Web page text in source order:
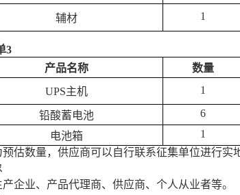
辅材 1
3
产品名称 数量
UPS主机 1
铅酸蓄电池 6
电池箱 1
估数量，供应商可以自行联系征集单位进行实
产企业、产品代理商、供应商、个人从业者等。